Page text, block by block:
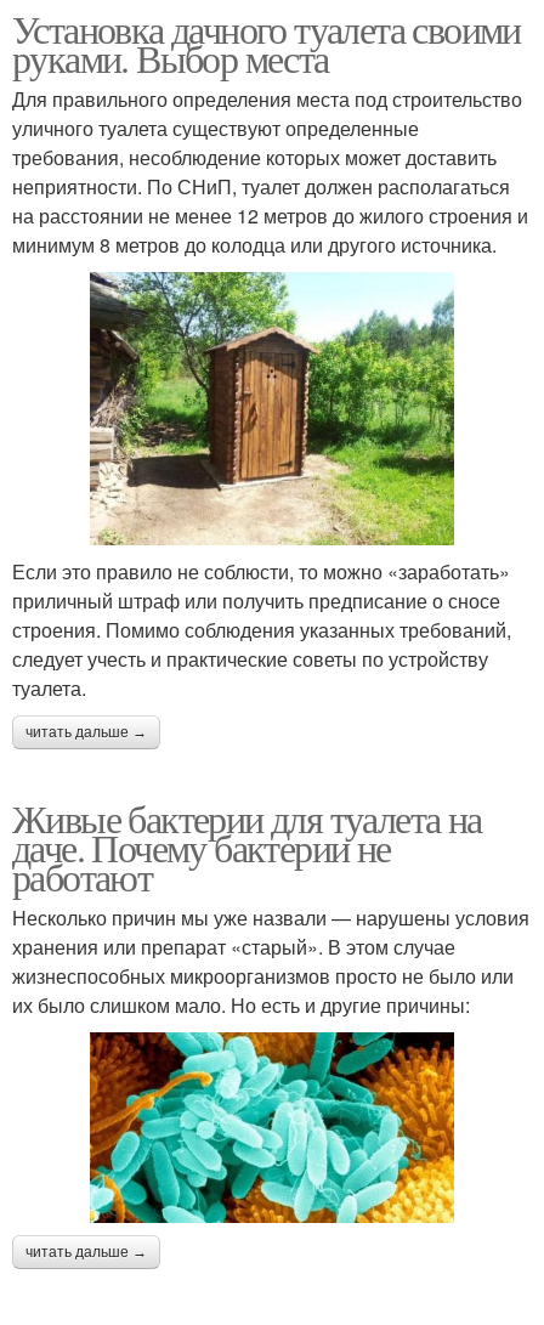
Установка дачного туалета своими
руками. Выбор места
Для правильного определения места под строительство
уличного туалета существуют определенные
требования, несоблюдение которых может доставить
неприятности. По СНиП, туалет должен располагаться
на расстоянии не менее 12 метров до жилого строения и
минимум 8 метров до колодца или другого источника.
Если это правило не соблюсти, то можно «заработать»
приличный штраф или получить предписание о сносе
строения. Помимо соблюдения указанных требований,
следует учесть и практические советы по устройству
туалета.
читать дальше →
Живые бактерии для туалета на
даче. Почему бактерии не
работают
Несколько причин мы уже назвали — нарушены условия
хранения или препарат «старый». В этом случае
жизнеспособных микроорганизмов просто не было или
их было слишком мало. Но есть и другие причины:
читать дальше →